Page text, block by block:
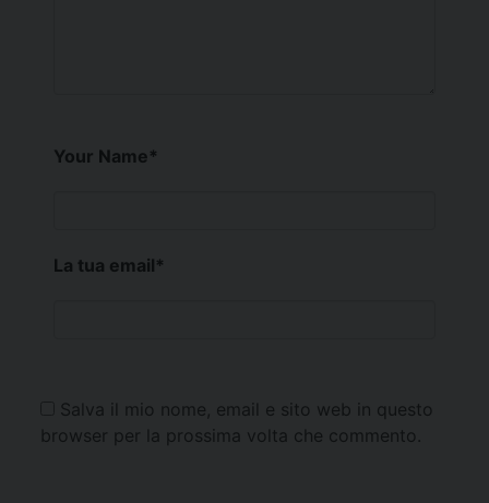
Your Name*
La tua email*
Salva il mio nome, email e sito web in questo
browser per la prossima volta che commento.